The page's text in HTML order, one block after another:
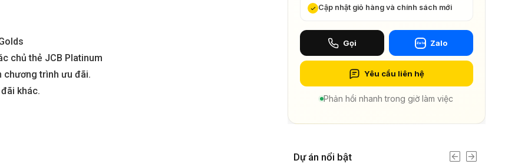
chủ thẻ JCB Platinum
chương trình ưu đãi.
khác.
Cập nhật giỏ hàng và chính sách mới
Gọi Zalo Zalo
Yêu cầu liên hệ
Phản hồi nhanh trong giờ làm việc
Dự án nổi bật